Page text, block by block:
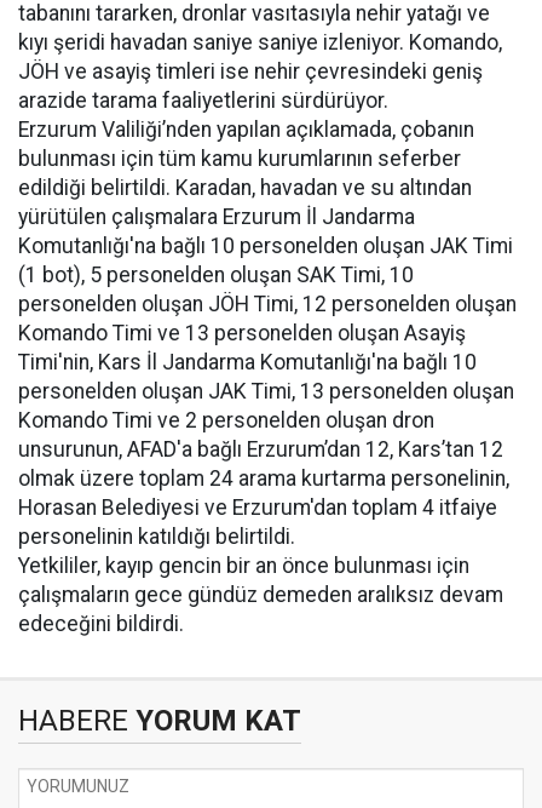
tabanını tararken, dronlar vasıtasıyla nehir yatağı ve
kıyı şeridi havadan saniye saniye izleniyor. Komando,
JÖH ve asayiş timleri ise nehir çevresindeki geniş
arazide tarama faaliyetlerini sürdürüyor.
Erzurum Valiliği’nden yapılan açıklamada, çobanın
bulunması için tüm kamu kurumlarının seferber
edildiği belirtildi. Karadan, havadan ve su altından
yürütülen çalışmalara Erzurum İl Jandarma
Komutanlığı'na bağlı 10 personelden oluşan JAK Timi
(1 bot), 5 personelden oluşan SAK Timi, 10
personelden oluşan JÖH Timi, 12 personelden oluşan
Komando Timi ve 13 personelden oluşan Asayiş
Timi'nin, Kars İl Jandarma Komutanlığı'na bağlı 10
personelden oluşan JAK Timi, 13 personelden oluşan
Komando Timi ve 2 personelden oluşan dron
unsurunun, AFAD'a bağlı Erzurum’dan 12, Kars’tan 12
olmak üzere toplam 24 arama kurtarma personelinin,
Horasan Belediyesi ve Erzurum'dan toplam 4 itfaiye
personelinin katıldığı belirtildi.
Yetkililer, kayıp gencin bir an önce bulunması için
çalışmaların gece gündüz demeden aralıksız devam
edeceğini bildirdi.
HABERE YORUM KAT